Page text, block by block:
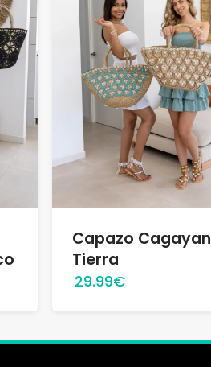
Capazo Cagayan
Tierra
29.99€